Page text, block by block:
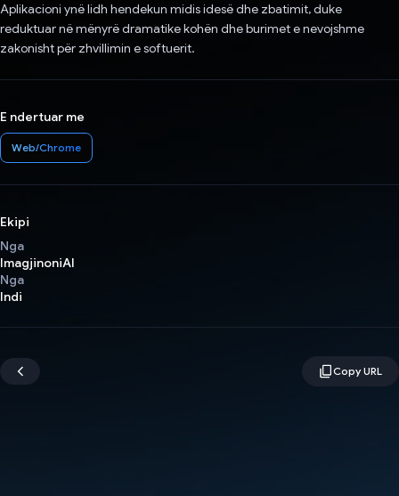
Aplikacioni ynë lidh hendekun midis idesë dhe zbatimit, duke
reduktuar në mënyrë dramatike kohën dhe burimet e nevojshme
zakonisht për zhvillimin e softuerit.
E ndertuar me
Web/Chrome
Ekipi
Nga
ImagjinoniAI
Nga
Indi